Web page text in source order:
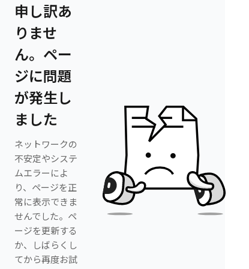
申し訳あ
りませ
ん。ペー
ジに問題
が発生し
ました
ネットワークの
不安定やシステ
ムエラーによ
り、ページを正
常に表示できま
せんでした。ペ
ージを更新する
か、しばらくし
てから再度お試